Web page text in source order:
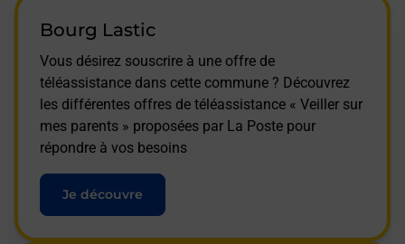
Bourg Lastic
Vous désirez souscrire à une offre de
téléassistance dans cette commune ? Découvrez
les différentes offres de téléassistance « Veiller sur
mes parents » proposées par La Poste pour
répondre à vos besoins
Je découvre